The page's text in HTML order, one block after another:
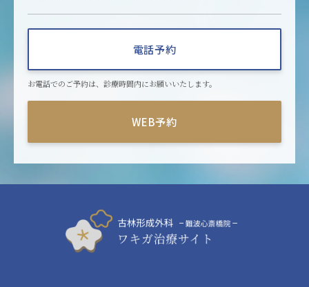
電話予約
お電話でのご予約は、診療時間内にお願いいたします。
WEB予約